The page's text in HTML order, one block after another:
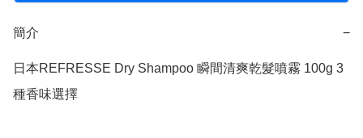
簡介 −
日本REFRESSE Dry Shampoo 瞬間清爽乾髮噴霧 100g 3
種香味選擇